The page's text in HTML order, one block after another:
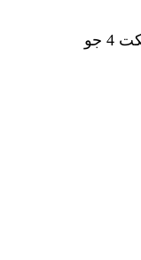
مكبر صوت بلوتوث أنكر ساوندكور سليكت 4 جو